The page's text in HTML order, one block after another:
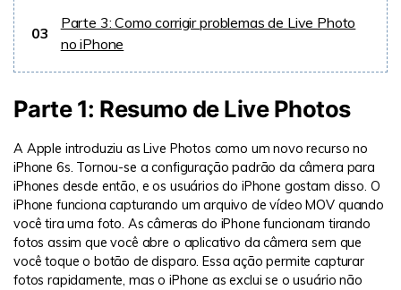
03
Parte 3: Como corrigir problemas de Live Photo
no iPhone
Parte 1: Resumo de Live Photos
A Apple introduziu as Live Photos como um novo recurso no
iPhone 6s. Tornou-se a configuração padrão da câmera para
iPhones desde então, e os usuários do iPhone gostam disso. O
iPhone funciona capturando um arquivo de vídeo MOV quando
você tira uma foto. As câmeras do iPhone funcionam tirando
fotos assim que você abre o aplicativo da câmera sem que
você toque o botão de disparo. Essa ação permite capturar
fotos rapidamente, mas o iPhone as exclui se o usuário não